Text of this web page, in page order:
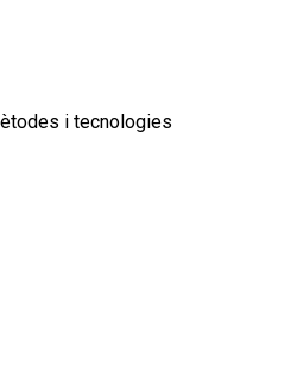
i tecnologies